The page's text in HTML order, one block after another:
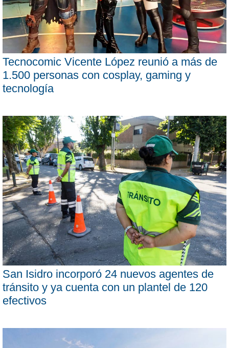
Tecnocomic Vicente López reunió a más de
1.500 personas con cosplay, gaming y
tecnología
San Isidro incorporó 24 nuevos agentes de
tránsito y ya cuenta con un plantel de 120
efectivos